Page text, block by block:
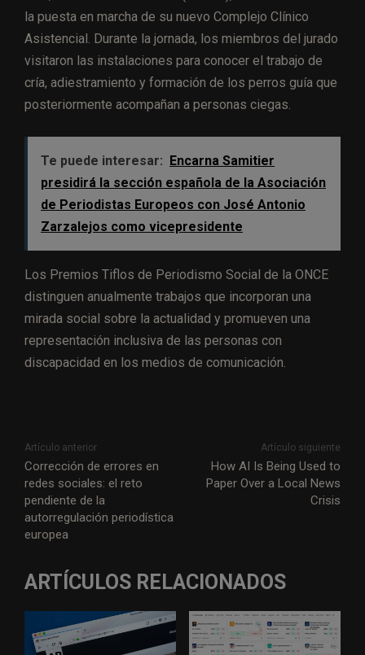
la puesta en marcha de su nuevo Complejo Clínico
Asistencial. Durante la jornada, los miembros del jurado
visitaron las instalaciones para conocer el trabajo de
cría, adiestramiento y formación de los perros guía que
posteriormente acompañan a personas ciegas.
Te puede interesar: Encarna Samitier
presidirá la sección española de la Asociación
de Periodistas Europeos con José Antonio
Zarzalejos como vicepresidente
Los Premios Tiflos de Periodismo Social de la ONCE
distinguen anualmente trabajos que incorporan una
mirada social sobre la actualidad y promueven una
representación inclusiva de las personas con
discapacidad en los medios de comunicación.
Artículo anterior
Corrección de errores en
redes sociales: el reto
pendiente de la
autorregulación periodística
europea
Artículo siguiente
How AI Is Being Used to
Paper Over a Local News
Crisis
ARTÍCULOS RELACIONADOS